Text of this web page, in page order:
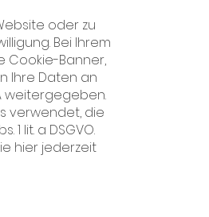
oder zu
Bei Ihrem
Cookie-Banner,
Ihre Daten an
weitergegeben.
verwendet, die
lit. a DSGVO.
hier jederzeit